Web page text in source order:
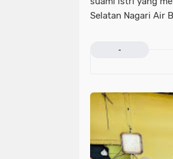
Selatan Nagari Air
-